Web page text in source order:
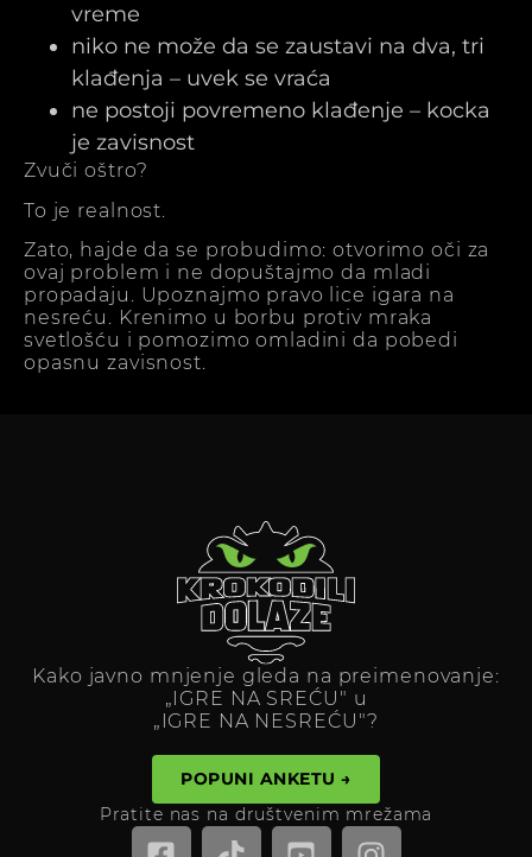
vreme
niko ne može da se zaustavi na dva, tri
klađenja – uvek se vraća
ne postoji povremeno klađenje – kocka
je zavisnost
Zvuči oštro?
To je realnost.
Zato, hajde da se probudimo: otvorimo oči za
ovaj problem i ne dopuštajmo da mladi
propadaju. Upoznajmo pravo lice igara na
nesreću. Krenimo u borbu protiv mraka
svetlošću i pomozimo omladini da pobedi
opasnu zavisnost.
Kako javno mnjenje gleda na preimenovanje:
„IGRE NA SREĆU" u
„IGRE NA NESREĆU"?
POPUNI ANKETU →
Pratite nas na društvenim mrežama